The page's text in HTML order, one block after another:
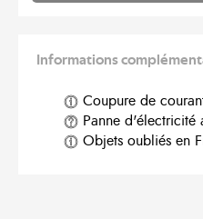
Informations
Coupure de
Panne d'électricité
Objets oubliés en